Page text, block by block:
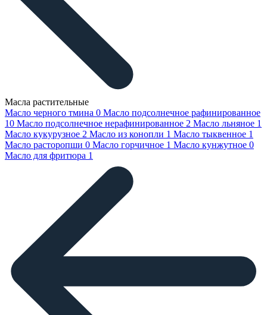
Масла растительные
Масло черного тмина 0 Масло подсолнечное рафинированное
10 Масло подсолнечное нерафинированное 2 Масло льняное 1
Масло кукурузное 2 Масло из конопли 1 Масло тыквенное 1
Масло расторопши 0 Масло горчичное 1 Масло кунжутное 0
Масло для фритюра 1